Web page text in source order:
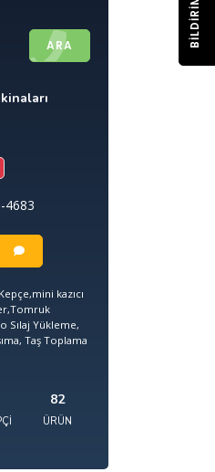
ARA
4683
kazıcı
Sılaj Yükleme,
Taş Toplama
82
ÜRÜN
BILDIRIM